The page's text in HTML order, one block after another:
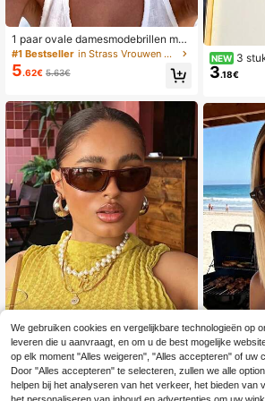
1 paar ovale damesmodebrillen met
luipaardprint voor op het strand, ges
chikt voor elegante outfits, sportiev
e stijl, autorijden en vakantievibes
#1 Bestseller in Strass Vrouwen Brillen & Brillen Accessoires
5.62€ 5.63€
1 paar damesbrillen in Y2K-stijl met
acryl montuur, geschikt voor dagelij
kse buitenactiviteiten, Y2K-muziekf
(1000+)
NEW 3
nt,
nen
3.18€
1 stuk
eine frame
ppel
7 over
We gebruiken cookies en vergelijkbare technologieën op
leveren die u aanvraagt, en om u de best mogelijke
op elk moment "Alles weigeren", "Alles accepteren" of uw
Door "Alles accepteren" te selecteren, zullen we alle
helpen bij het analyseren van het verkeer, het bieden van